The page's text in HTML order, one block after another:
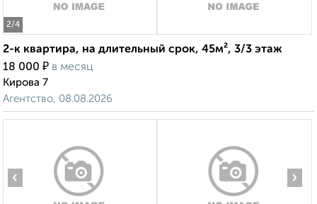
2/4
2-к квартира, на длительный срок, 45м², 3/3 этаж
18 000 ₽ в месяц
Кирова 7
Агентство, 08.08.2026
‹ ›